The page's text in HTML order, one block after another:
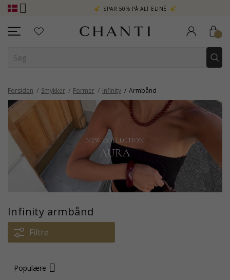
SPAR 50% PÅ ALT ELINÉ
Forsiden Smykker Former Infinity Armbånd
Infinity armbånd
Filtre
Populære